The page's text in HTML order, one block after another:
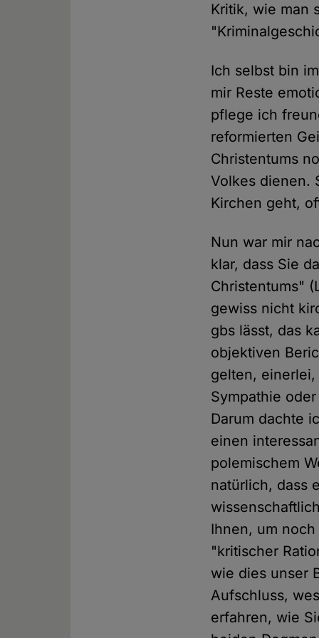
Kritik, wie man
Ich selbst bin
mir Reste
pflege ich
reformierten
Christentums
Volkes dienen.
Kirchen geht,
Nun war mir
klar, dass Sie
Christentums"
gewiss nicht
gbs lässt, das
objektiven
gelten,
Sympathie
Darum dachte
einen
polemischem
natürlich, dass
Ihnen, um
"kritischer
wie dies unser
Aufschluss,
erfahren, wie